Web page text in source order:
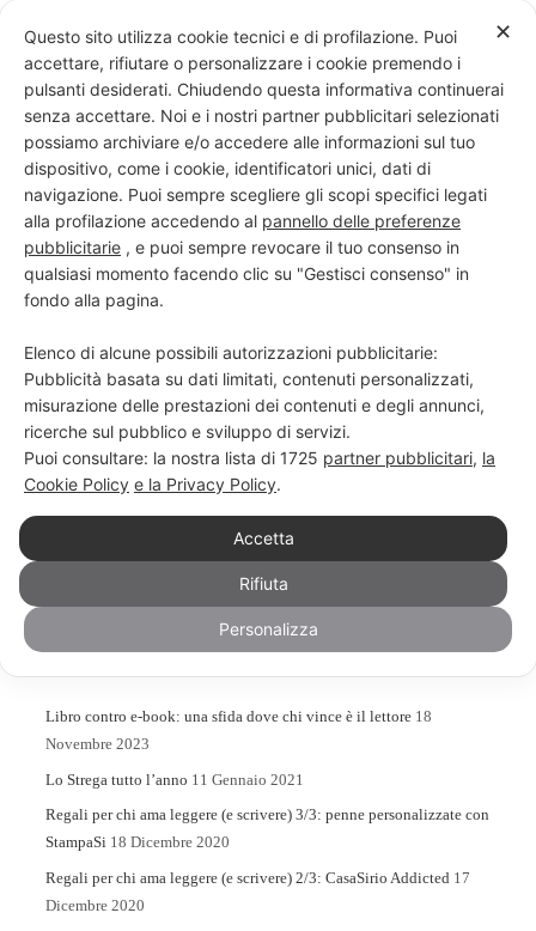
content
PROGETTO NERO SU BIANCO
Scuola di scrittura e creatività
Search
Libro contro e-book: una sfida dove chi vince è il lettore 18
Novembre 2023
Lo Strega tutto l’anno 11 Gennaio 2021
Regali per chi ama leggere (e scrivere) 3/3: penne personalizzate con
StampaSi 18 Dicembre 2020
Regali per chi ama leggere (e scrivere) 2/3: CasaSirio Addicted 17
Dicembre 2020
✕
Questo sito utilizza cookie tecnici e di profilazione. Puoi
accettare, rifiutare o personalizzare i cookie premendo i
pulsanti desiderati. Chiudendo questa informativa continuerai
senza accettare. Noi e i nostri partner pubblicitari selezionati
possiamo archiviare e/o accedere alle informazioni sul tuo
dispositivo, come i cookie, identificatori unici, dati di
navigazione. Puoi sempre scegliere gli scopi specifici legati
alla profilazione accedendo al pannello delle preferenze
pubblicitarie , e puoi sempre revocare il tuo consenso in
qualsiasi momento facendo clic su "Gestisci consenso" in
fondo alla pagina.
Elenco di alcune possibili autorizzazioni pubblicitarie:
Pubblicità basata su dati limitati, contenuti personalizzati,
misurazione delle prestazioni dei contenuti e degli annunci,
ricerche sul pubblico e sviluppo di servizi.
Puoi consultare: la nostra lista di 1725 partner pubblicitari, la
Cookie Policy e la Privacy Policy.
Accetta
Rifiuta
Personalizza